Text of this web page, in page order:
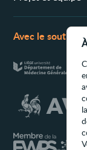
Avec le soutien de